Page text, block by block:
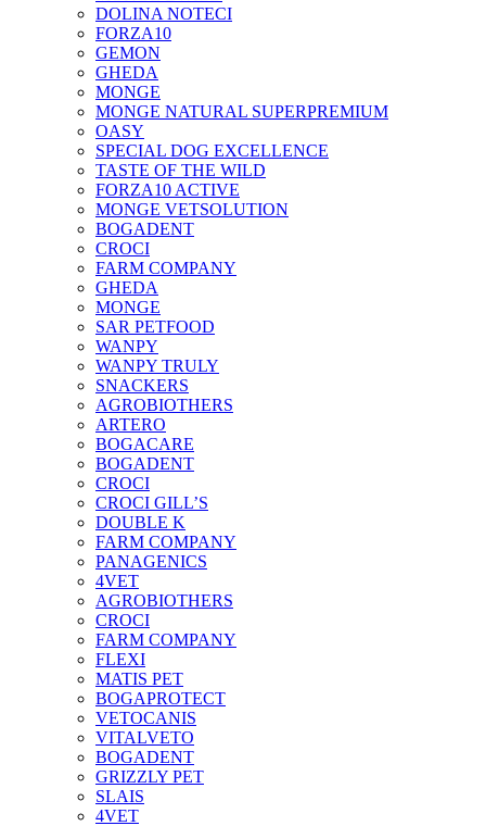
DOLINA NOTECI
FORZA10
GEMON
GHEDA
MONGE
MONGE NATURAL SUPERPREMIUM
OASY
SPECIAL DOG EXCELLENCE
TASTE OF THE WILD
FORZA10 ACTIVE
MONGE VETSOLUTION
BOGADENT
CROCI
FARM COMPANY
GHEDA
MONGE
SAR PETFOOD
WANPY
WANPY TRULY
SNACKERS
AGROBIOTHERS
ARTERO
BOGACARE
BOGADENT
CROCI
CROCI GILL’S
DOUBLE K
FARM COMPANY
PANAGENICS
4VET
AGROBIOTHERS
CROCI
FARM COMPANY
FLEXI
MATIS PET
BOGAPROTECT
VETOCANIS
VITALVETO
BOGADENT
GRIZZLY PET
SLAIS
4VET